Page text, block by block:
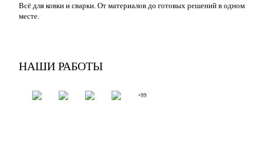
Всё для ковки и сварки. От материалов до готовых решений в одном
месте.
НАШИ РАБОТЫ
+99